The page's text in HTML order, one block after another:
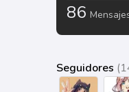
86
Seguidores